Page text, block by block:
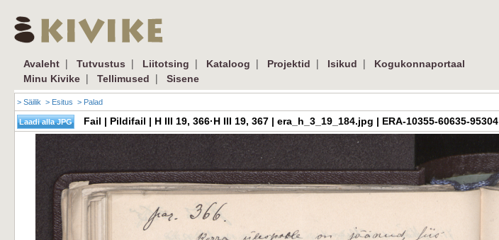
Avaleht | Tutvustus | Liitotsing | Kataloog | Projektid | Isikud |
Kogukonnaportaal
Minu Kivike | Tellimused | Sisene
> Säilik > Esitus > Palad
Fail | Pildifail | H III 19, 366·H III 19, 367 | era_h_3_19_184.jpg | ERA-10355-60635-95304